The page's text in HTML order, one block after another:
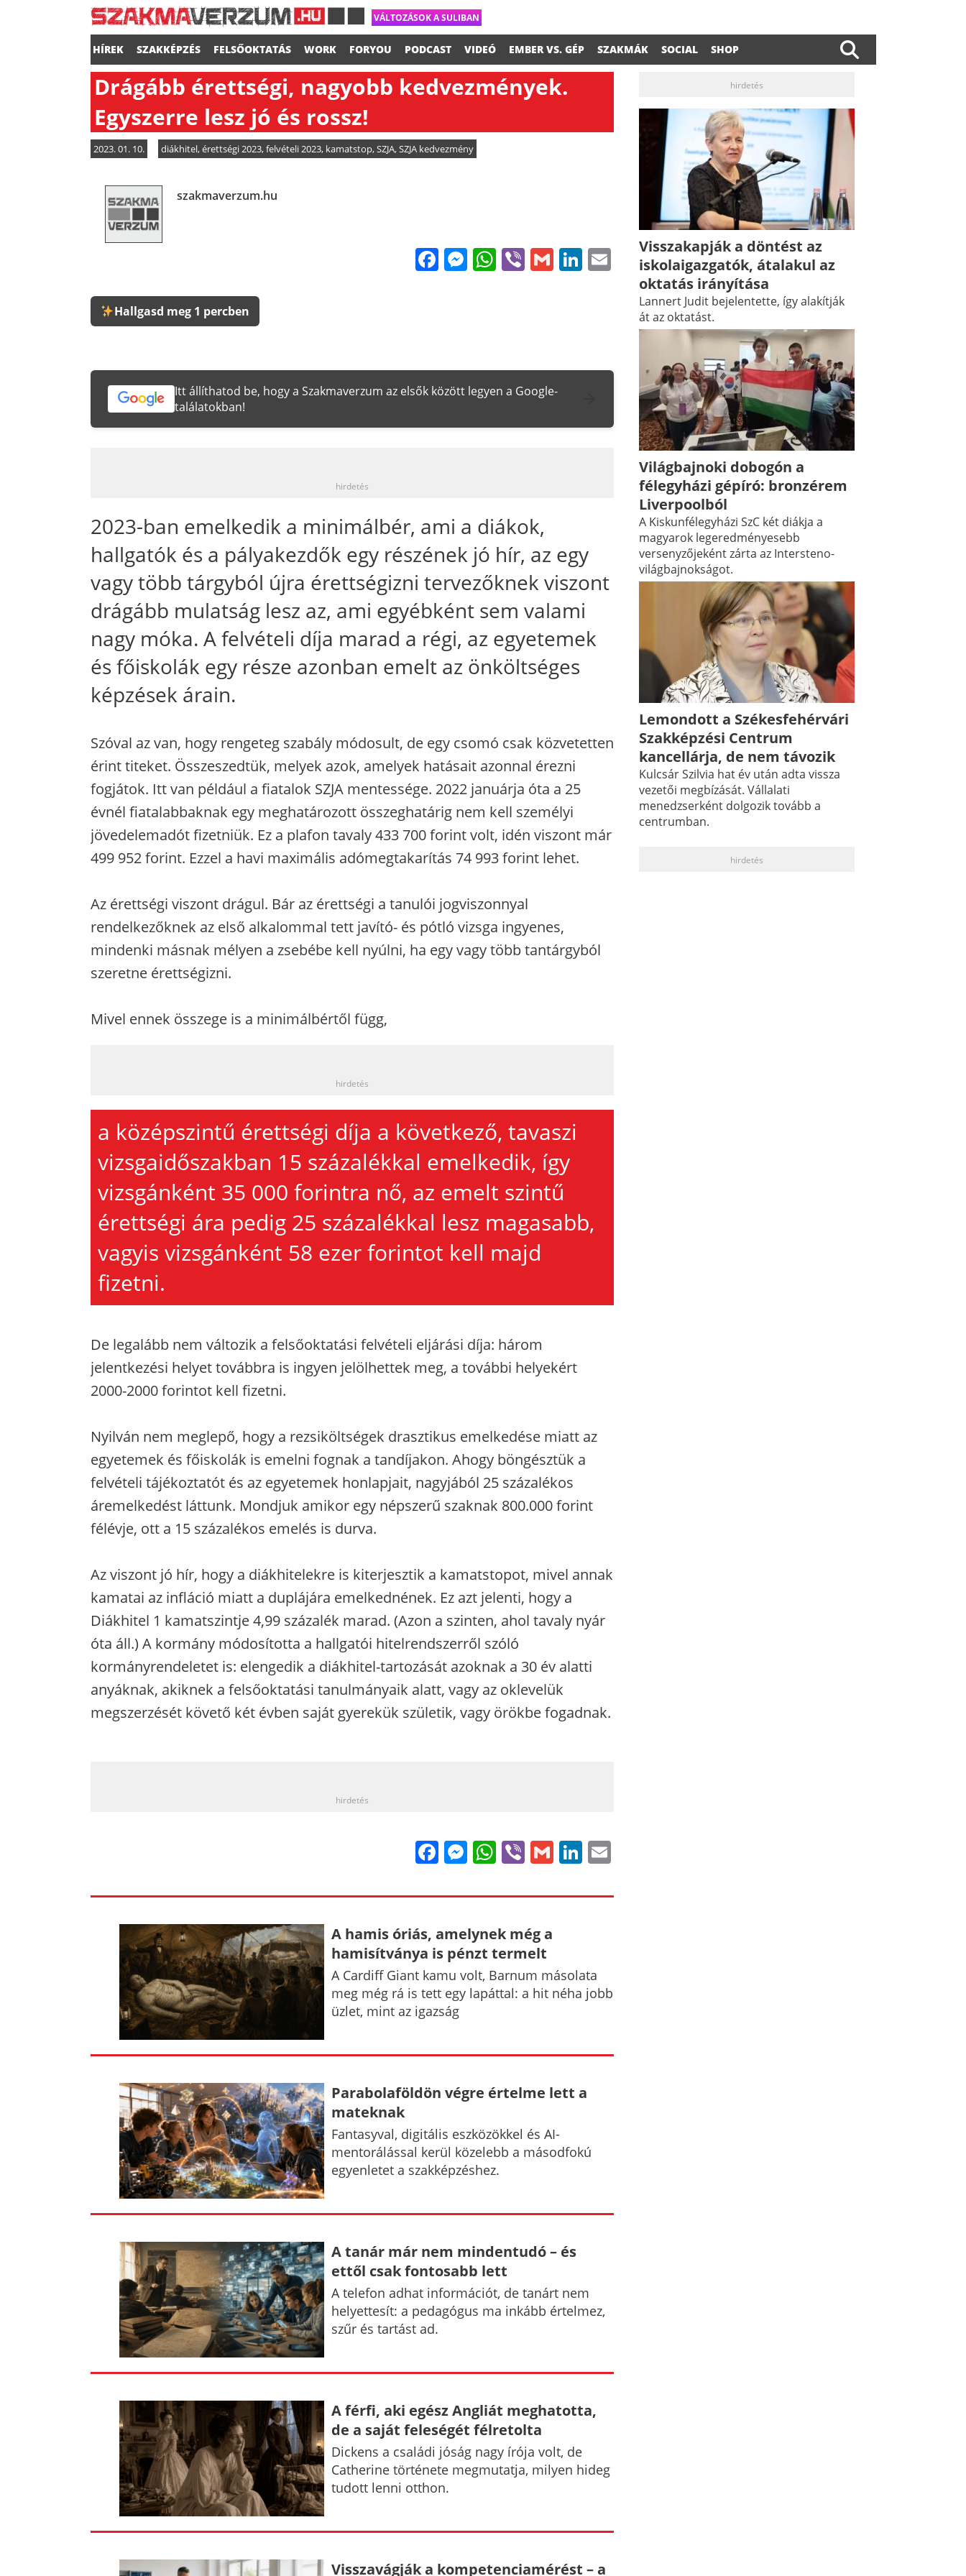
VÁLTOZÁSOK A SULIBAN
HÍREK SZAKKÉPZÉS FELSŐOKTATÁS WORK FORYOU PODCAST VIDEÓ EMBER VS. GÉP SZAKMÁK SOCIAL SHOP
Drágább érettségi, nagyobb kedvezmények.
Egyszerre lesz jó és rossz!
2023. 01. 10. diákhitel,érettségi 2023,felvételi 2023, kamatstop,SZJA,SZJA kedvezmény
szakmaverzum.hu
Facebook
Messenger
WhatsApp
ViberGmailLinkedIn
Email
Hallgasd meg 1 percben
Itt állíthatod be, hogy a Szakmaverzum az elsők között legyen a Google-
találatokban!
hirdetés
2023-ban emelkedik a minimálbér, ami a diákok,
hallgatók és a pályakezdők egy részének jó hír, az egy
vagy több tárgyból újra érettségizni tervezőknek viszont
drágább mulatság lesz az, ami egyébként sem valami
nagy móka. A felvételi díja marad a régi, az egyetemek
és főiskolák egy része azonban emelt az önköltséges
képzések árain.
Szóval az van, hogy rengeteg szabály módosult, de egy csomó csak közvetetten
érint titeket. Összeszedtük, melyek azok, amelyek hatásait azonnal érezni
fogjátok. Itt van például a fiatalok SZJA mentessége. 2022 januárja óta a 25
évnél fiatalabbaknak egy meghatározott összeghatárig nem kell személyi
jövedelemadót fizetniük. Ez a plafon tavaly 433 700 forint volt, idén viszont már
499 952 forint. Ezzel a havi maximális adómegtakarítás 74 993 forint lehet.
Az érettségi viszont drágul. Bár az érettségi a tanulói jogviszonnyal
rendelkezőknek az első alkalommal tett javító- és pótló vizsga ingyenes,
mindenki másnak mélyen a zsebébe kell nyúlni, ha egy vagy több tantárgyból
szeretne érettségizni.
Mivel ennek összege is a minimálbértől függ,
hirdetés
a középszintű érettségi díja a következő, tavaszi
vizsgaidőszakban 15 százalékkal emelkedik, így
vizsgánként 35 000 forintra nő, az emelt szintű
érettségi ára pedig 25 százalékkal lesz magasabb,
vagyis vizsgánként 58 ezer forintot kell majd
fizetni.
De legalább nem változik a felsőoktatási felvételi eljárási díja: három
jelentkezési helyet továbbra is ingyen jelölhettek meg, a további helyekért
2000-2000 forintot kell fizetni.
Nyilván nem meglepő, hogy a rezsiköltségek drasztikus emelkedése miatt az
egyetemek és főiskolák is emelni fognak a tandíjakon. Ahogy böngésztük a
felvételi tájékoztatót és az egyetemek honlapjait, nagyjából 25 százalékos
áremelkedést láttunk. Mondjuk amikor egy népszerű szaknak 800.000 forint
félévje, ott a 15 százalékos emelés is durva.
Az viszont jó hír, hogy a diákhitelekre is kiterjesztik a kamatstopot, mivel annak
kamatai az infláció miatt a duplájára emelkednének. Ez azt jelenti, hogy a
Diákhitel 1 kamatszintje 4,99 százalék marad. (Azon a szinten, ahol tavaly nyár
óta áll.) A kormány módosította a hallgatói hitelrendszerről szóló
kormányrendeletet is: elengedik a diákhitel-tartozását azoknak a 30 év alatti
anyáknak, akiknek a felsőoktatási tanulmányaik alatt, vagy az oklevelük
megszerzését követő két évben saját gyerekük születik, vagy örökbe fogadnak.
hirdetés
Facebook
Messenger
WhatsApp
ViberGmailLinkedIn
Email
A hamis óriás, amelynek még a
hamisítványa is pénzt termelt
A Cardiff Giant kamu volt, Barnum másolata
meg még rá is tett egy lapáttal: a hit néha jobb
üzlet, mint az igazság
Parabolaföldön végre értelme lett a
mateknak
Fantasyval, digitális eszközökkel és AI-
mentorálással kerül közelebb a másodfokú
egyenletet a szakképzéshez.
A tanár már nem mindentudó – és
ettől csak fontosabb lett
A telefon adhat információt, de tanárt nem
helyettesít: a pedagógus ma inkább értelmez,
szűr és tartást ad.
A férfi, aki egész Angliát meghatotta,
de a saját feleségét félretolta
Dickens a családi jóság nagy írója volt, de
Catherine története megmutatja, milyen hideg
tudott lenni otthon.
Visszavágják a kompetenciamérést – a
hirdetés
Visszakapják a döntést az
iskolaigazgatók, átalakul az
oktatás irányítása
Lannert Judit bejelentette, így alakítják
át az oktatást.
Világbajnoki dobogón a
félegyházi gépíró: bronzérem
Liverpoolból
A Kiskunfélegyházi SzC két diákja a
magyarok legeredményesebb
versenyzőjeként zárta az Intersteno-
világbajnokságot.
Lemondott a Székesfehérvári
Szakképzési Centrum
kancellárja, de nem távozik
Kulcsár Szilvia hat év után adta vissza
vezetői megbízását. Vállalati
menedzserként dolgozik tovább a
centrumban.
hirdetés